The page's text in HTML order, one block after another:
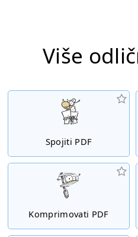
Više
Spojiti PDF
Komprimovati PDF